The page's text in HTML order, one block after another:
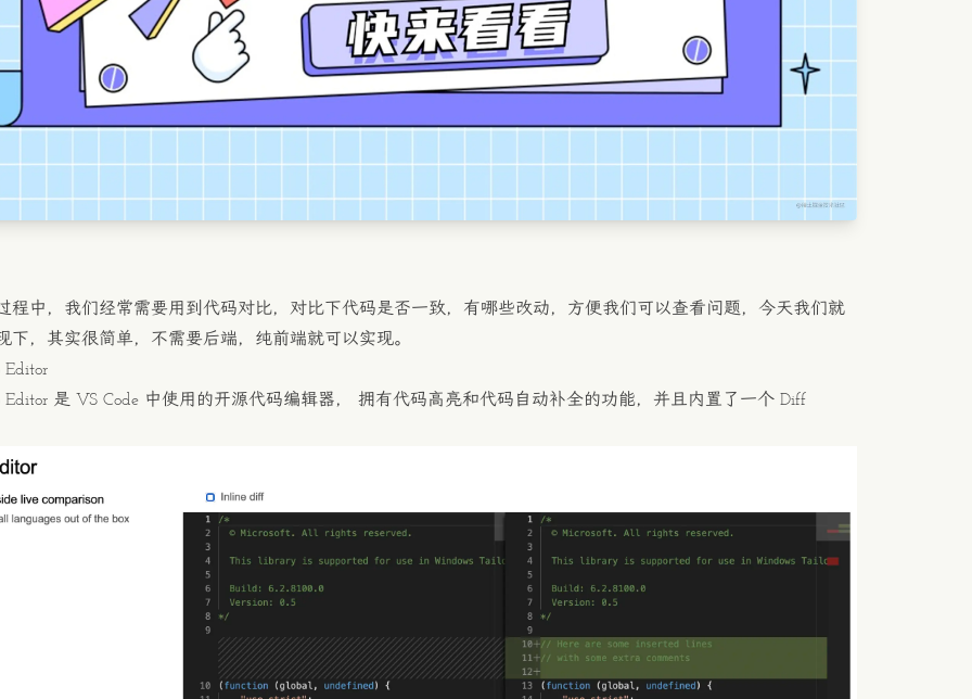
程中，我们经常需要用到代码对比，对比下代码是否一致，有哪些改动，方便我们可以查看问题，今天我们就
下，其实很简单，不需要后端，纯前端就可以实现。
Editor
Editor 是 VS Code 中使用的开源代码编辑器， 拥有代码高亮和代码自动补全的功能，并且内置了一个 Diff